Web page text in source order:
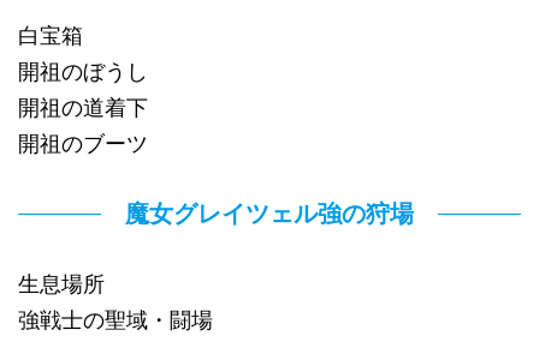
白宝箱
開祖のぼうし
開祖の道着下
開祖のブーツ
魔女グレイツェル強の狩場
生息場所
強戦士の聖域・闘場